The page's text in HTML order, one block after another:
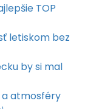
TOP
letiskom bez
by si mal
a atmosféry